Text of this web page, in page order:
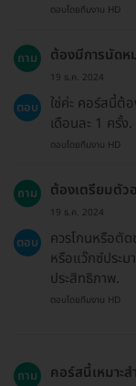
ตอบโดยทีมงาน HD
ถาม ต้องมีการนัดห
19 ธ.ค. 2024
ตอบ
ใช่ค่ะ คอร์สนี้ต้
เดือนละ 1 ครั้ง.
ตอบโดยทีมงาน HD
ถาม ต้องเตรียมตัว
19 ธ.ค. 2024
ตอบ
ควรโกนหรือตั
หรือแว๊กซ์ประม
ประสิทธิภาพ.
ตอบโดยทีมงาน HD
ถาม คอร์สนี้เหมาะ